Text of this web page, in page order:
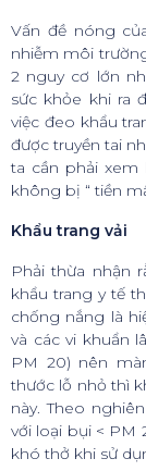
Vấn đề nóng
nhiễm môi
2 nguy cơ lớn
sức khỏe khi ra
việc đeo khẩu
được truyền tai
ta cần phải xem
không bị “ tiền
Khẩu trang vải
Phải thừa nhận
khẩu trang y tế
chống nắng là
và các vi khuẩn
PM 20) nên
thước lỗ nhỏ thì
này. Theo
với loại bụi < PM
khó thở khi sử